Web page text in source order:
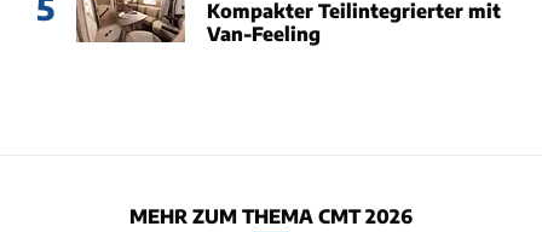
Kompakter Teilintegrierter mit
Van-Feeling
MEHR ZUM THEMA CMT 2026